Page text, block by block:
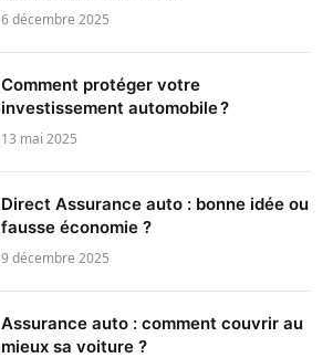
6 décembre 2025
Comment protéger votre
investissement automobile ?
13 mai 2025
Direct Assurance auto : bonne idée ou
fausse économie ?
9 décembre 2025
Assurance auto : comment couvrir au
mieux sa voiture ?